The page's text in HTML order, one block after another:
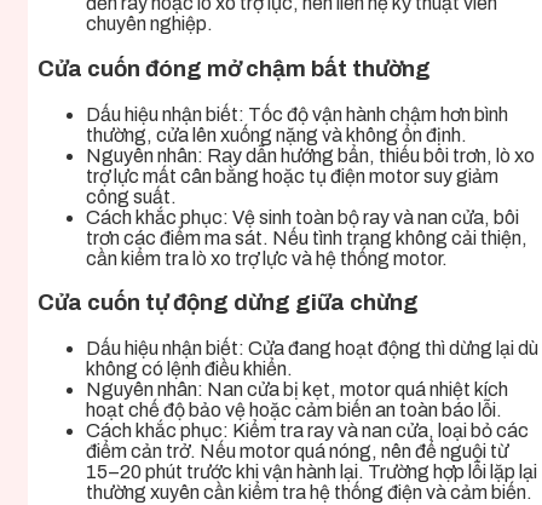
chuyên nghiệp.
Cửa cuốn đóng mở chậm bất thường
Dấu hiệu nhận biết: Tốc độ vận hành chậm hơn bình
thường, cửa lên xuống nặng và không ổn định.
Nguyên nhân: Ray dẫn hướng bẩn, thiếu bôi trơn, lò xo
trợ lực mất cân bằng hoặc tụ điện motor suy giảm
công suất.
Cách khắc phục: Vệ sinh toàn bộ ray và nan cửa, bôi
trơn các điểm ma sát. Nếu tình trạng không cải thiện,
cần kiểm tra lò xo trợ lực và hệ thống motor.
Cửa cuốn tự động dừng giữa chừng
Dấu hiệu nhận biết: Cửa đang hoạt động thì dừng lại dù
không có lệnh điều khiển.
Nguyên nhân: Nan cửa bị kẹt, motor quá nhiệt kích
hoạt chế độ bảo vệ hoặc cảm biến an toàn báo lỗi.
Cách khắc phục: Kiểm tra ray và nan cửa, loại bỏ các
điểm cản trở. Nếu motor quá nóng, nên để nguội từ
15–20 phút trước khi vận hành lại. Trường hợp lỗi lặp lại
thường xuyên cần kiểm tra hệ thống điện và cảm biến.